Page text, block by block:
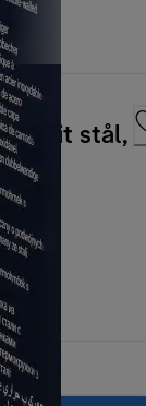
stål,